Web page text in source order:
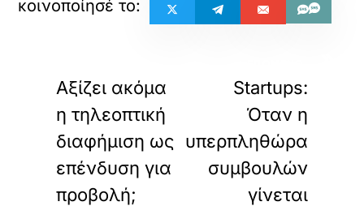
Αξίζει ακόμα
η τηλεοπτική
διαφήμιση ως
επένδυση για
προβολή;
Startups:
Όταν η
υπερπληθώρα
συμβουλών
γίνεται